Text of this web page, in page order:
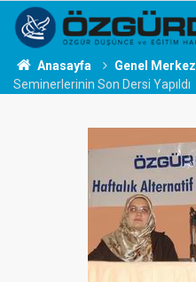
Anasayfa Genel Merkez
Seminerlerinin Son Dersi Yapıldı